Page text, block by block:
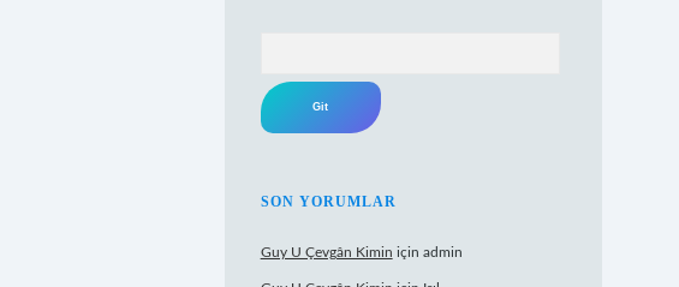
SON YORUMLAR
Guy U Çevgân Kimin için admin